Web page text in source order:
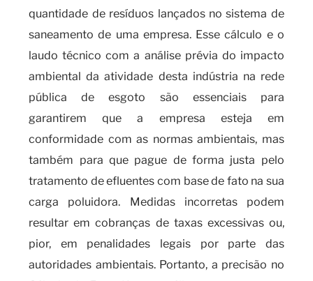
quantidade de resíduos lançados no sistema de
saneamento de uma empresa. Esse cálculo e o
laudo técnico com a análise prévia do impacto
ambiental da atividade desta indústria na rede
pública de esgoto são essenciais para
garantirem que a empresa esteja em
conformidade com as normas ambientais, mas
também para que pague de forma justa pelo
tratamento de efluentes com base de fato na sua
carga poluidora. Medidas incorretas podem
resultar em cobranças de taxas excessivas ou,
pior, em penalidades legais por parte das
autoridades ambientais. Portanto, a precisão no